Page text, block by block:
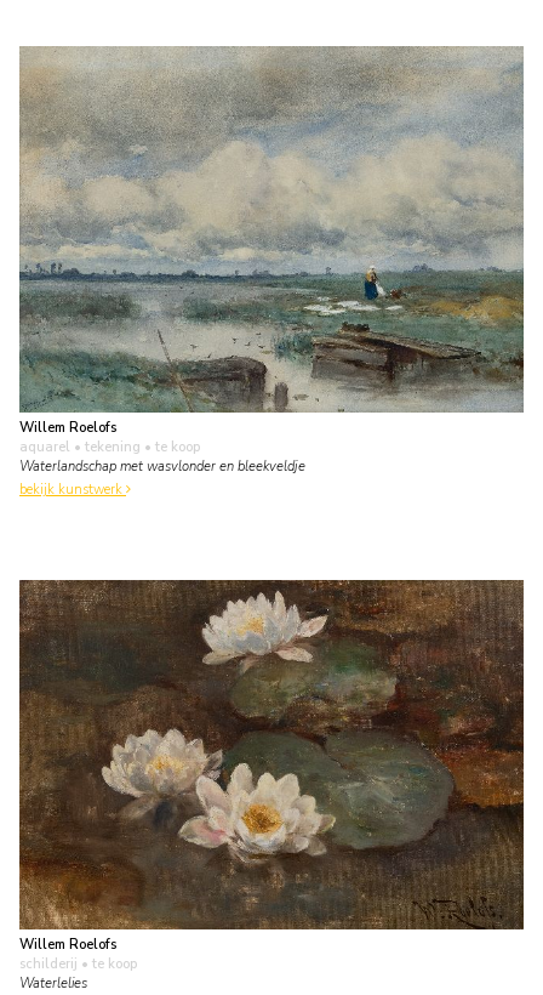
Willem Roelofs
aquarel • tekening • te koop
Waterlandschap met wasvlonder en bleekveldje
bekijk kunstwerk
Willem Roelofs
schilderij • te koop
Waterlelies